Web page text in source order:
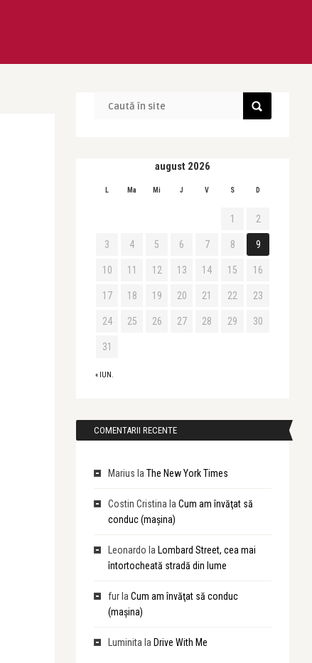
august 2026
L Ma Mi J V S D
« IUN.
1 2
3 4 5 6 7 8 9
10 11 12 13 14 15 16
17 18 19 20 21 22 23
24 25 26 27 28 29 30
31
COMENTARII RECENTE
Marius la The New York Times
Costin Cristina la Cum am învăţat să
conduc (maşina)
Leonardo la Lombard Street, cea mai
întortocheată stradă din lume
fur la Cum am învăţat să conduc
(maşina)
Luminita la Drive With Me